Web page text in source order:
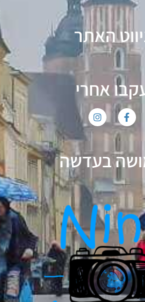
האתר
אחרי
בעדשה